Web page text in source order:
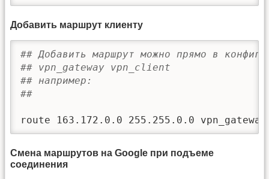
Добавить маршрут клиенту
## Добавить маршрут можно прямо в
## vpn_gateway vpn_client
## например:
##
route 163.172.0.0 255.255.0.0 vpn_gateway
Смена маршрутов на Google при подъеме
соединения